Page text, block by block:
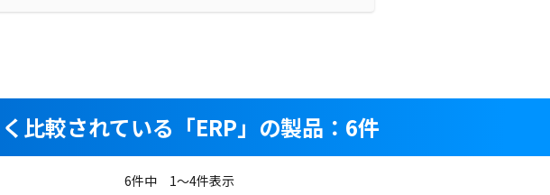
というものを知り、IT化、システム化することで効
めの仕組みが逆に時間を圧迫していた状態でした。特
プをドラッグ＆ドロップしてPDFに変換し、送信する
を一元化するためのデータベース作成や、同じ情報を
況がありました。
比較されている 「ERP」の製品：6件
6件中 1～4件表示